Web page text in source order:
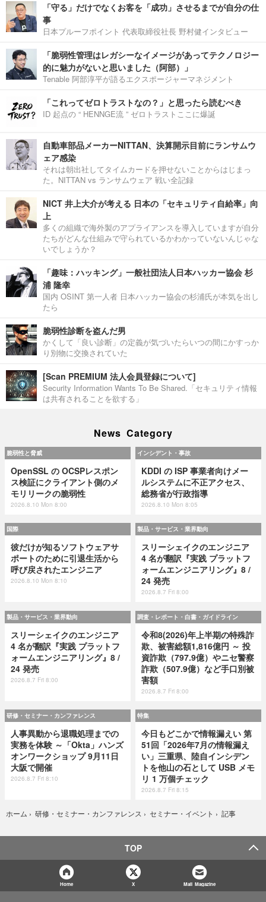
「守る」だけでなくお客を「成功」させるまでが自分の仕
事
日本プルーフポイント 代表取締役社長 野村健インタビュー
「脆弱性管理はレガシーなイメージがあってテクノロジー
的に魅力がないと思いました（阿部）」
Tenable 阿部淳平が語るエクスポージャーマネジメント
「これってゼロトラストなの？」と思ったら読むべき
ID 起点の “ HENNGE流 ” ゼロトラストここに爆誕
自動車部品メーカーNITTAN、決算開示目前にランサムウ
ェア感染
それは朝出社してタイムカードを押せないことからはじまっ
た。NITTAN vs ランサムウェア 戦い全記録
NICT 井上大介が考える 日本の「セキュリティ自給率」向
上
多くの組織で海外製のアプライアンスを導入していますが自分
たちがどんな仕組みで守られているかわかっていないんじゃな
いでしょうか？
「趣味：ハッキング」一般社団法人日本ハッカー協会 杉
浦 隆幸
国内 OSINT 第一人者 日本ハッカー協会の杉浦氏が本気を出し
たら
脆弱性診断を盗んだ男
かくして「良い診断」の定義が気づいたらいつの間にかすっか
り別物に交換されていた
[Scan PREMIUM 法人会員登録について]
Security Information Wants To Be Shared.「セキュリティ情報
は共有されることを欲する」
News Category
脆弱性と脅威
OpenSSL の OCSPレスポン
ス検証にクライアント側のメ
モリリークの脆弱性
2026.8.10 Mon 8:00
インシデント・事故
KDDI の ISP 事業者向けメー
ルシステムに不正アクセス、
総務省が行政指導
2026.8.10 Mon 8:05
国際
彼だけが知るソフトウェアサ
ポートのために引退生活から
呼び戻されたエンジニア
2026.8.10 Mon 8:10
製品・サービス・業界動向
スリーシェイクのエンジニア
4 名が翻訳『実践 プラットフ
ォームエンジニアリング』8 /
24 発売
2026.8.7 Fri 8:00
製品・サービス・業界動向
スリーシェイクのエンジニア
4 名が翻訳『実践 プラットフ
ォームエンジニアリング』8 /
24 発売
2026.8.7 Fri 8:00
調査・レポート・白書・ガイドライン
令和8(2026)年上半期の特殊詐
欺、被害総額1,816億円 ～ 投
資詐欺（797.9億）やニセ警察
詐欺（507.9億）など手口別被
害額
2026.8.7 Fri 8:00
研修・セミナー・カンファレンス
人事異動から退職処理までの
実務を体験 ～「Okta」ハンズ
オンワークショップ 9月11日
大阪で開催
2026.8.7 Fri 8:10
特集
今日もどこかで情報漏えい 第
51回「2026年7月の情報漏え
い」三重県、陸自インシデン
トを他山の石として USB メモ
リ 1 万個チェック
2026.8.7 Fri 8:15
ホーム › 研修・セミナー・カンファレンス › セミナー・イベント › 記事
TOP
Home X Mail Magazine